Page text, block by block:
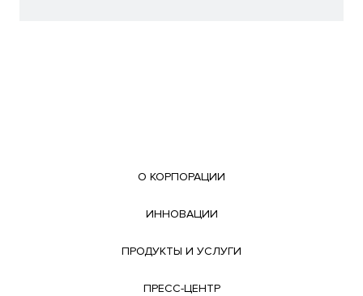
О КОРПОРАЦИИ
ИННОВАЦИИ
ПРОДУКТЫ И УСЛУГИ
ПРЕСС-ЦЕНТР